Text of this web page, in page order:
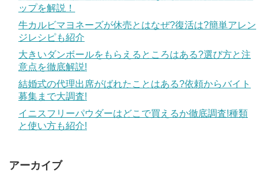
ップを解説！
牛カルビマヨネーズが休売とはなぜ?復活は?簡単アレン
ジレシピも紹介
大きいダンボールをもらえるところはある?選び方と注
意点を徹底解説!
結婚式の代理出席がばれたことはある?依頼からバイト
募集まで大調査!
イニスフリーパウダーはどこで買えるか徹底調査!種類
と使い方も紹介!
アーカイブ